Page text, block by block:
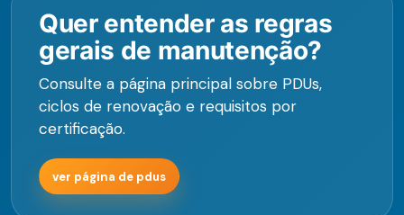
Quer entender as regras
gerais de manutenção?
Consulte a página principal sobre PDUs,
ciclos de renovação e requisitos por
certificação.
ver página de pdus